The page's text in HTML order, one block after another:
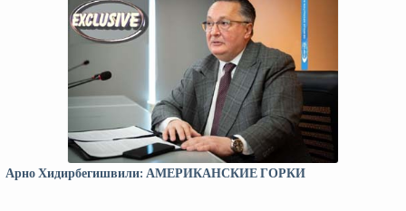
Арно Хидирбегишвили: АМЕРИКАНСКИЕ ГОРКИ